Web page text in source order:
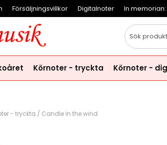
Försäljningsvillkor Digitalnoter In
Körnoter - tryckta Körnoter -
- tryckta / Candle in the wind